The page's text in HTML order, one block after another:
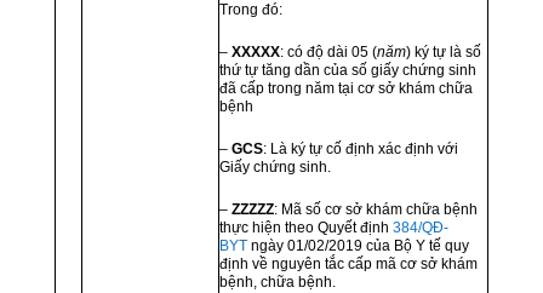
Trong đó:
– XXXXX: có độ dài 05 (năm) ký tự là số
thứ tự tăng dần của số giấy chứng sinh
đã cấp trong năm tại cơ sở khám chữa
bệnh
– GCS: Là ký tự cố định xác định với
Giấy chứng sinh.
– ZZZZZ: Mã số cơ sở khám chữa bệnh
thực hiện theo Quyết định 384/QĐ-
BYTngày 01/02/2019 của Bộ Y tế quy
định về nguyên tắc cấp mã cơ sở khám
bệnh, chữa bệnh.